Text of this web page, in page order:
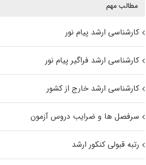
مطالب مهم
کارشناسی ارشد پیام نور
کارشناسی ارشد فراگیر پیام نور
کارشناسی ارشد خارج از کشور
سرفصل ها و ضرایب دروس آزمون
رتبه قبولی کنکور ارشد